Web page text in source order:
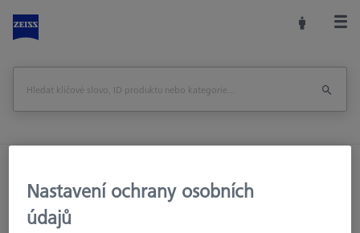
Upínací zařízení
Nástroje
Nastavení ochrany osobních
údajů